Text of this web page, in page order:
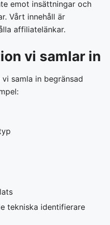
emot insättningar och
Vårt innehåll är
affiliatelänkar.
vi samlar in
samla in begränsad
tekniska identifierare